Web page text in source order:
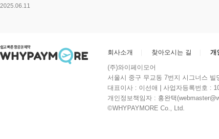
2025.06.11
회사소개 찾아오시는 길 개
(주)와이페이모어
서울시 중구 무교동 7번지 시그너스 빌
대표이사 : 이선애 | 사업자등록번호 :
개인정보책임자 : 홍완택
©WHYPAYMORE Co., Ltd.